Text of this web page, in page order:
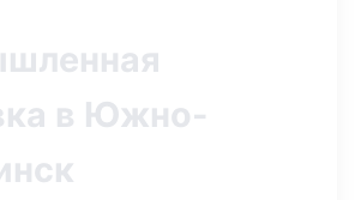
в Южно-